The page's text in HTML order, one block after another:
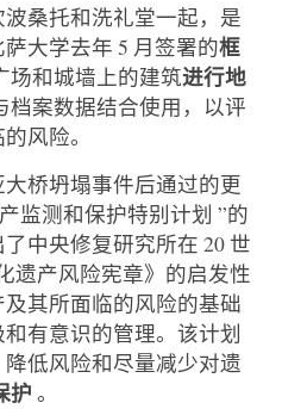
桑托和洗礼堂一起，是
大学去年 5 月签署的框
场和城墙上的建筑进行地
档案数据结合使用，以评
风险。
桥坍塌事件后通过的更
监测和保护特别计划 ”的
中央修复研究所在 20 世
遗产风险宪章》的启发性
其所面临的风险的基础
有意识的管理。该计划
降低风险和尽量减少对遗
护 。